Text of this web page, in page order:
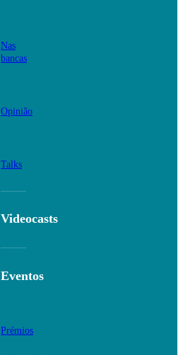
Nas
bancas
Opinião
Talks
Videocasts
Eventos
Prémios